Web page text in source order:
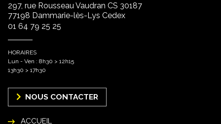
297, rue Rousseau Vaudran CS 30187
77198 Dammarie-lès-Lys Cedex
01 64 79 25 25
HORAIRES
Lun - Ven : 8h30 > 12h15
13h30 > 17h30
NOUS CONTACTER
ACCUEIL